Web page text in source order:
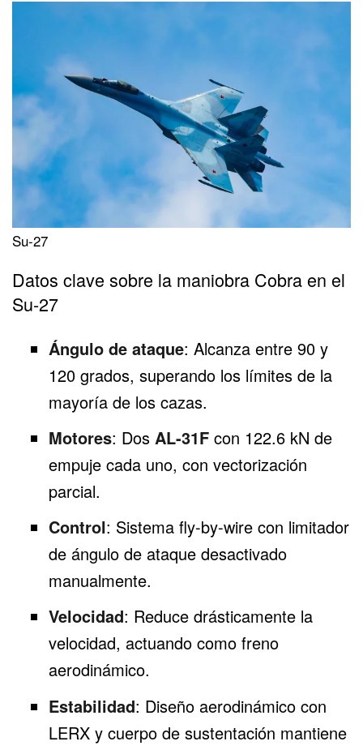
Su-27
Datos clave sobre la maniobra Cobra en el
Su-27
Ángulo de ataque: Alcanza entre 90 y
120 grados, superando los límites de la
mayoría de los cazas.
Motores: Dos AL-31Fcon 122.6 kN de
empuje cada uno, con vectorización
parcial.
Control: Sistema fly-by-wire con limitador
de ángulo de ataque desactivado
manualmente.
Velocidad: Reduce drásticamente la
velocidad, actuando como freno
aerodinámico.
Estabilidad: Diseño aerodinámico con
LERX y cuerpo de sustentación mantiene